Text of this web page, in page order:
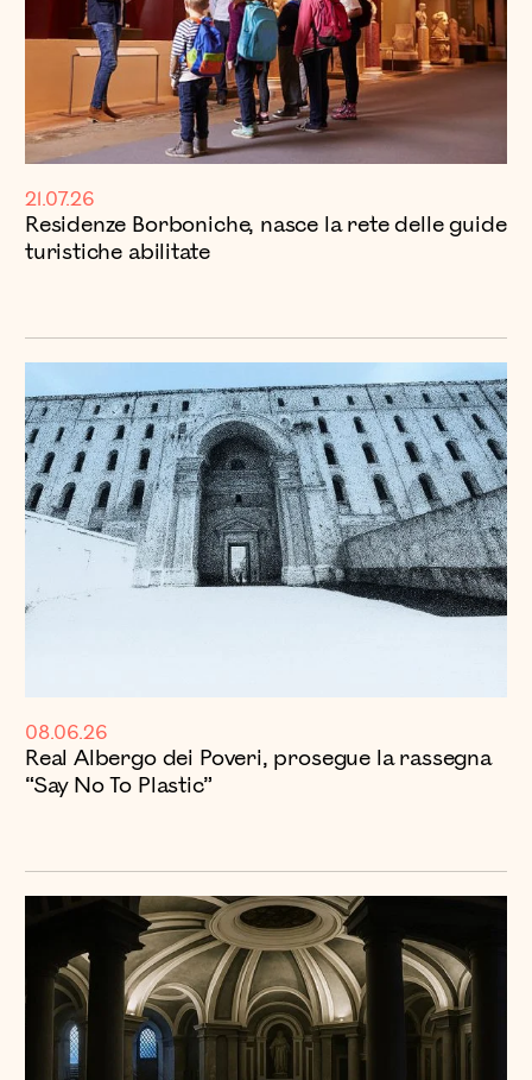
21.07.26
Residenze Borboniche, nasce la rete delle guide
turistiche abilitate
08.06.26
Real Albergo dei Poveri, prosegue la rassegna
“Say No To Plastic”